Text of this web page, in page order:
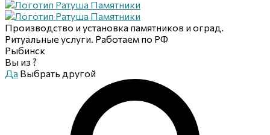
Производство и установка памятников и оград.
Ритуальные услуги. Работаем по РФ
Рыбинск
Вы из ?
Да Выбрать другой